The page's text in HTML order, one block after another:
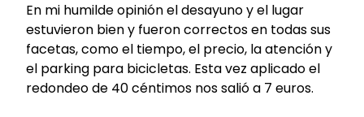
En mi humilde opinión el desayuno y el lugar
estuvieron bien y fueron correctos en todas sus
facetas, como el tiempo, el precio, la atención y
el parking para bicicletas. Esta vez aplicado el
redondeo de 40 céntimos nos salió a 7 euros.